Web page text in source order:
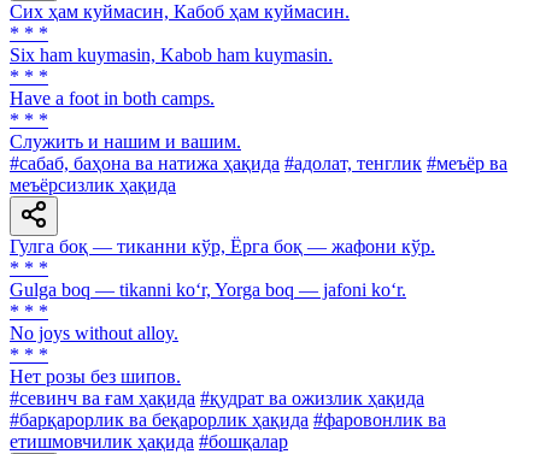
Сих ҳам куймасин, Кабоб ҳам куймасин.
* * *
Six ham kuymasin, Kabob ham kuymasin.
* * *
Have a foot in both camps.
* * *
Служить и нашим и вашим.
#сабаб, баҳона ва натижа ҳақида #адолат, тенглик #меъёр ва
меъёрсизлик ҳақида
Гулга боқ — тиканни кўр, Ёрга боқ — жафони кўр.
* * *
Gulga boq — tikanni ko‘r, Yorga boq — jafoni ko‘r.
* * *
No joys without alloy.
* * *
Нет розы без шипов.
#севинч ва ғам ҳақида #қудрат ва ожизлик ҳақида
#барқарорлик ва беқарорлик ҳақида #фаровонлик ва
етишмовчилик ҳақида #бошқалар